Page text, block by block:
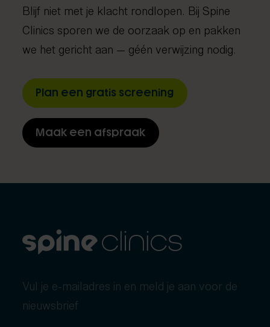
Blijf niet met je klacht rondlopen. Bij Spine
Clinics sporen we de oorzaak op en pakken
we het gericht aan — géén verwijzing nodig.
Plan een gratis screening
Maak een afspraak
Vul je e-mailadres in en meld je aan voor de
nieuwsbrief